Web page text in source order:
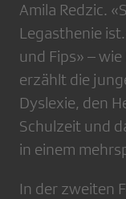
Amila Redzic.
Legasthenie
und Fips» –
erzählt die
Dyslexie, den
Schulzeit und
in einem
In der zweiten